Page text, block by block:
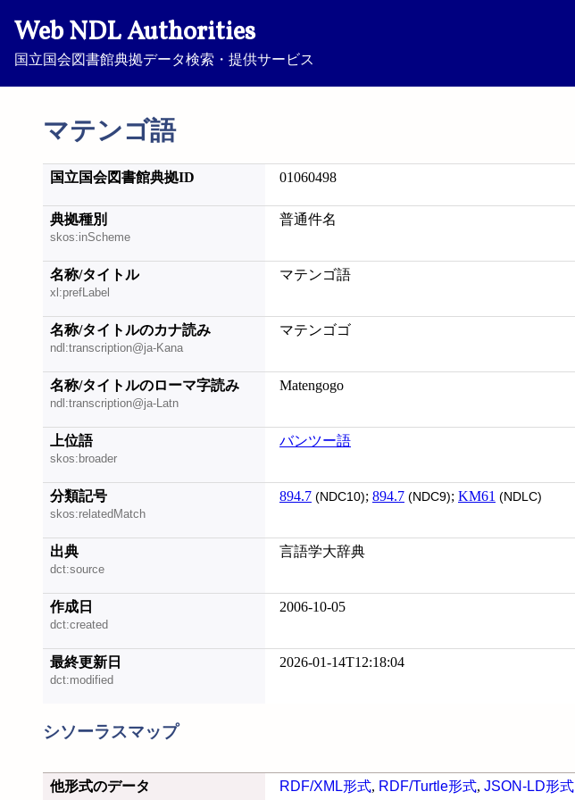
Web NDL Authorities
国立国会図書館典拠データ検索・提供サービス
マテンゴ語
国立国会図書館典拠ID 01060498
典拠種別
skos:inScheme
普通件名
名称/タイトル
xl:prefLabel
マテンゴ語
名称/タイトルのカナ読み
ndl:transcription@ja-Kana
マテンゴゴ
名称/タイトルのローマ字読み
ndl:transcription@ja-Latn
Matengogo
上位語
skos:broader
バンツー語
分類記号
skos:relatedMatch
894.7 (NDC10); 894.7 (NDC9); KM61 (NDLC)
出典
dct:source
言語学大辞典
作成日
dct:created
2006-10-05
最終更新日
dct:modified
2026-01-14T12:18:04
シソーラスマップ
他形式のデータ RDF/XML形式, RDF/Turtle形式, JSON-LD形式